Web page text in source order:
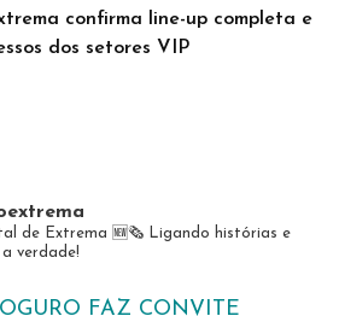
confirma line-up completa e
dos setores VIP
de Extrema 🆕️🗞 Ligando histórias e
verdade!